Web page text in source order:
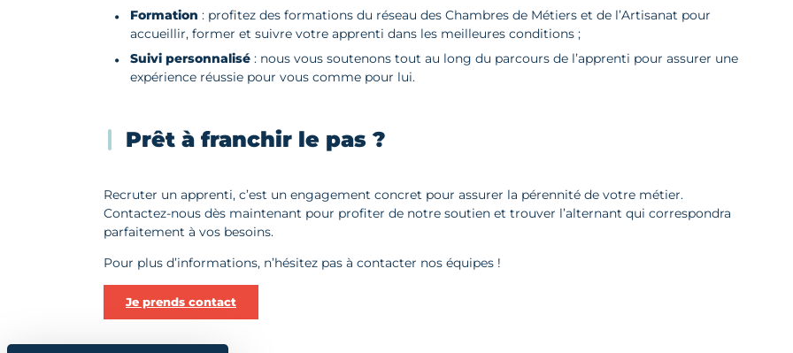
Formation : profitez des formations du réseau des Chambres de Métiers et de l’Artisanat pour
accueillir, former et suivre votre apprenti dans les meilleures conditions ;
Suivi personnalisé : nous vous soutenons tout au long du parcours de l’apprenti pour assurer une
expérience réussie pour vous comme pour lui.
Prêt à franchir le pas ?
Recruter un apprenti, c’est un engagement concret pour assurer la pérennité de votre métier.
Contactez-nous dès maintenant pour profiter de notre soutien et trouver l’alternant qui correspondra
parfaitement à vos besoins.
Pour plus d’informations, n’hésitez pas à contacter nos équipes !
Je prends contact